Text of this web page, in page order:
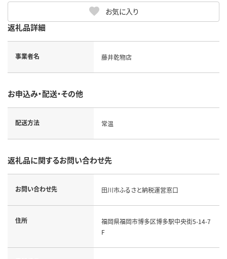
お気に入り
返礼品詳細
事業者名 藤井乾物店
お申込み・配送・その他
配送方法 常温
返礼品に関するお問い合わせ先
お問い合わせ先 田川市ふるさと納税運営窓口
住所
福岡県福岡市博多区博多駅中央街5-14-7
F